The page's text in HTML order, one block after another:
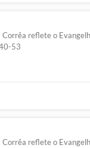
reflete o
53
reflete o